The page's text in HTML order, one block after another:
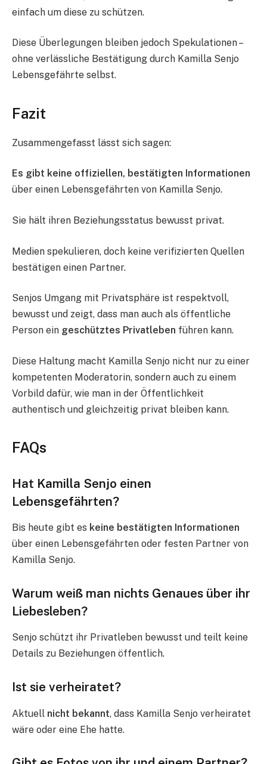
einfach um diese zu schützen.
Diese Überlegungen bleiben jedoch Spekulationen –
ohne verlässliche Bestätigung durch Kamilla Senjo
Lebensgefährte selbst.
Fazit
Zusammengefasst lässt sich sagen:
Es gibt keine offiziellen, bestätigten Informationen
über einen Lebensgefährten von Kamilla Senjo.
Sie hält ihren Beziehungsstatus bewusst privat.
Medien spekulieren, doch keine verifizierten Quellen
bestätigen einen Partner.
Senjos Umgang mit Privatsphäre ist respektvoll,
bewusst und zeigt, dass man auch als öffentliche
Person ein geschütztes Privatleben führen kann.
Diese Haltung macht Kamilla Senjo nicht nur zu einer
kompetenten Moderatorin, sondern auch zu einem
Vorbild dafür, wie man in der Öffentlichkeit
authentisch und gleichzeitig privat bleiben kann.
FAQs
Hat Kamilla Senjo einen
Lebensgefährten?
Bis heute gibt es keine bestätigten Informationen
über einen Lebensgefährten oder festen Partner von
Kamilla Senjo.
Warum weiß man nichts Genaues über ihr
Liebesleben?
Senjo schützt ihr Privatleben bewusst und teilt keine
Details zu Beziehungen öffentlich.
Ist sie verheiratet?
Aktuell nicht bekannt, dass Kamilla Senjo verheiratet
wäre oder eine Ehe hatte.